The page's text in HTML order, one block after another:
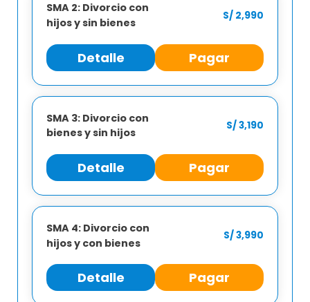
SMA 2: Divorcio con
hijos y sin bienes
S/ 2,990
Detalle Pagar
SMA 3: Divorcio con
bienes y sin hijos
S/ 3,190
Detalle Pagar
SMA 4: Divorcio con
hijos y con bienes
S/ 3,990
Detalle Pagar
Envío y recepción de documentos.
Seguridad y tranquilidad en tus decisiones.
Comunicación 24/7.
Aceptar
Registrarse